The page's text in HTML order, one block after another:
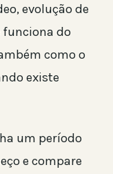
evolução de
funciona do
como o
existe
um período
e compare